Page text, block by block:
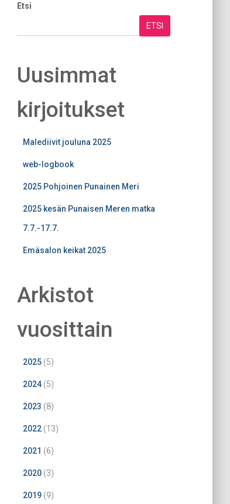
Etsi
ETSI
Uusimmat
kirjoitukset
Malediivit jouluna 2025
web-logbook
2025 Pohjoinen Punainen Meri
2025 kesän Punaisen Meren matka
7.7.-17.7.
Emäsalon keikat 2025
Arkistot
vuosittain
2025(5)
2024(5)
2023 (8)
2022(13)
2021 (6)
2020(3)
2019(9)